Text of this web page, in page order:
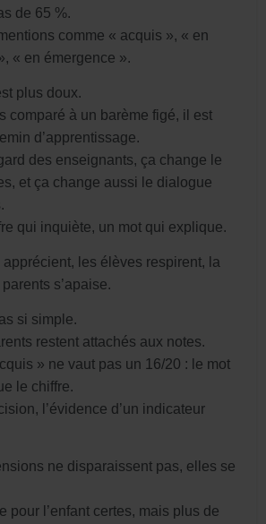
de 65 %.
comme « acquis », « en
« en émergence ».
plus doux.
comparé à un barème figé, il est
d’apprentissage.
des enseignants, ça change le
et ça change aussi le dialogue
qui inquiète, un mot qui explique.
apprécient, les élèves respirent, la
s’apaise.
si simple.
restent attachés aux notes.
» ne vaut pas un 16/20 : le mot
le chiffre.
l’évidence d’un indicateur
ne disparaissent pas, elles se
pour l’enfant certes, mais plus de